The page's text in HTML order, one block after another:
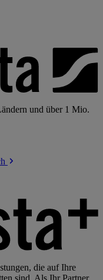
und über 1 Mio.
die auf Ihre
sind. Als Ihr Partner